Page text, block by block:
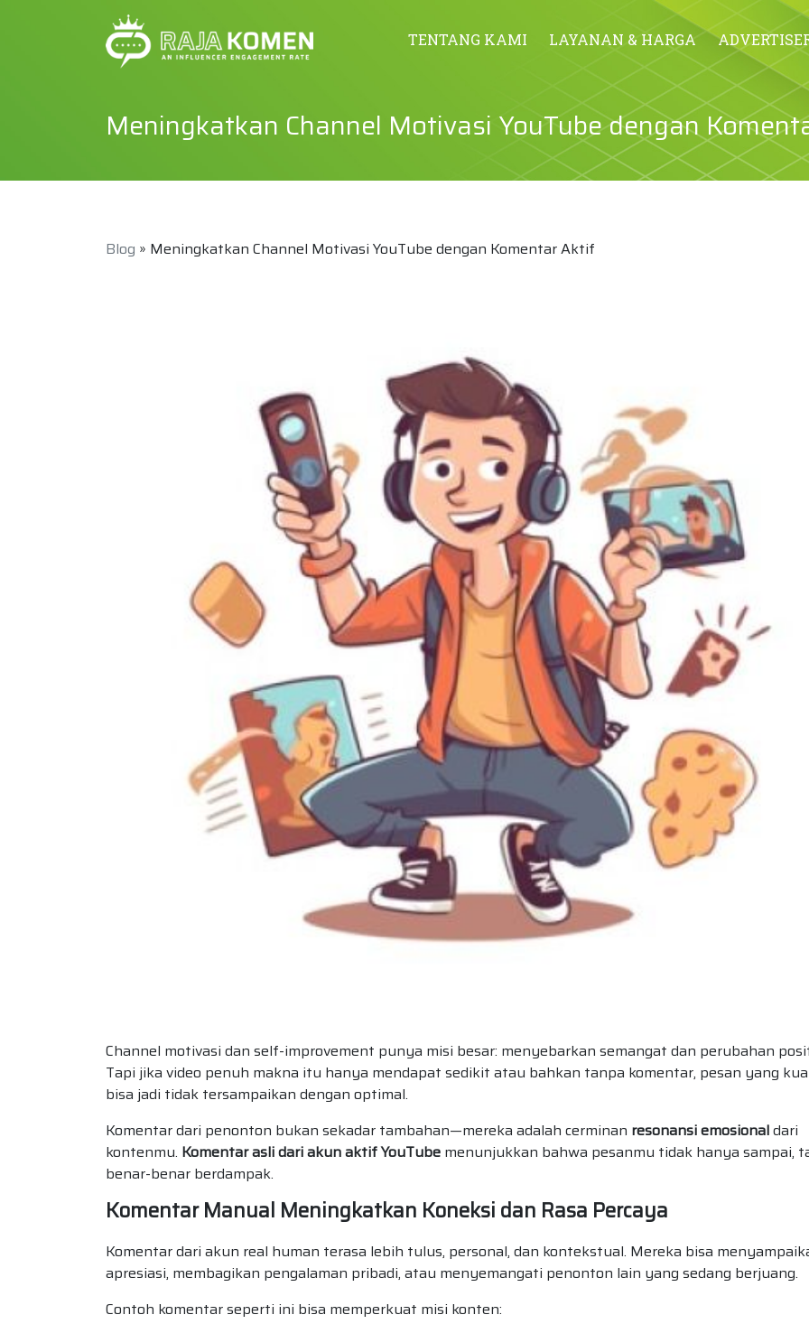
TENTANG KAMI LAYANAN & HARGA
Meningkatkan Channel Motivasi YouTube dengan
Blog » Meningkatkan Channel Motivasi YouTube dengan Komentar Aktif
Channel motivasi dan self-improvement punya misi besar: menyebarkan semangat dan perubahan
Tapi jika video penuh makna itu hanya mendapat sedikit atau bahkan tanpa komentar, pesan yang
bisa jadi tidak tersampaikan dengan optimal.
Komentar dari penonton bukan sekadar tambahan—mereka adalah cerminan resonansi emosionaldari
kontenmu. Komentar asli dari akun aktif YouTube menunjukkan bahwa pesanmu tidak hanya sampai,
benar-benar berdampak.
Komentar Manual Meningkatkan Koneksi dan Rasa Percaya
Komentar dari akun real human terasa lebih tulus, personal, dan kontekstual. Mereka bisa
apresiasi, membagikan pengalaman pribadi, atau menyemangati penonton lain yang sedang berjuang.
Contoh komentar seperti ini bisa memperkuat misi konten: